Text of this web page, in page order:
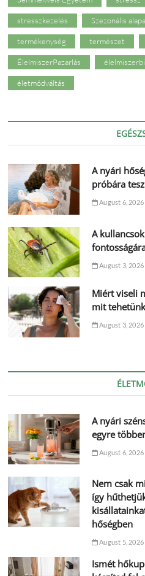
stresszkezelés Szezonális
termékenység természet
ÉlelmiszerPazarlás
életmódváltás
A nyári
próbára
August 6, 2026
A
August 3, 2026
Miért viseli
mit
August 3, 2026
A nyári
egyre
August 6, 2026
Nem csak
így
hőségben
August 5, 2026
Ismét